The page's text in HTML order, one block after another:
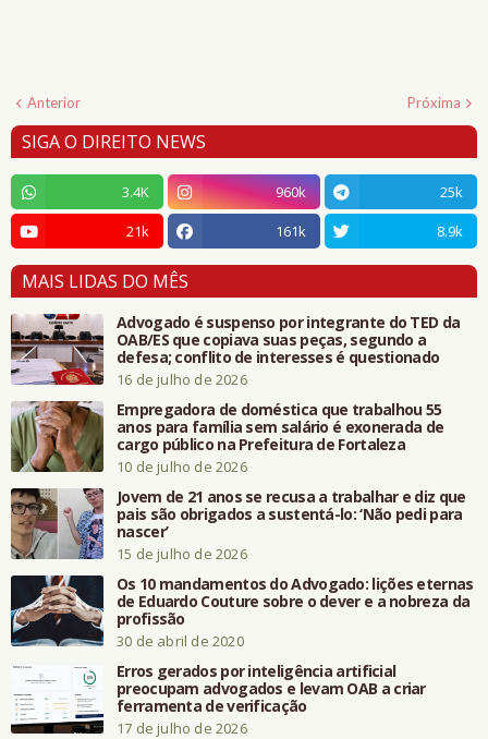
Anterior Próxima
SIGA O DIREITO NEWS
3.4K 960k
25k
21k
161k 8.9k
MAIS LIDAS DO MÊS
Advogado é suspenso por integrante do TED da
OAB/ES que copiava suas peças, segundo a
defesa; conflito de interesses é questionado
16 de julho de 2026
Empregadora de doméstica que trabalhou 55
anos para família sem salário é exonerada de
cargo público na Prefeitura de Fortaleza
10 de julho de 2026
Jovem de 21 anos se recusa a trabalhar e diz que
pais são obrigados a sustentá-lo: ‘Não pedi para
nascer’
15 de julho de 2026
Os 10 mandamentos do Advogado: lições eternas
de Eduardo Couture sobre o dever e a nobreza da
profissão
30 de abril de 2020
Erros gerados por inteligência artificial
preocupam advogados e levam OAB a criar
ferramenta de verificação
17 de julho de 2026